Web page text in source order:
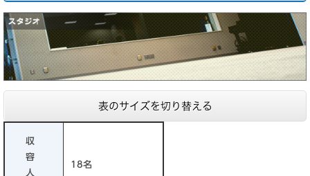
表のサイズを切り替える
収
容
人
18名